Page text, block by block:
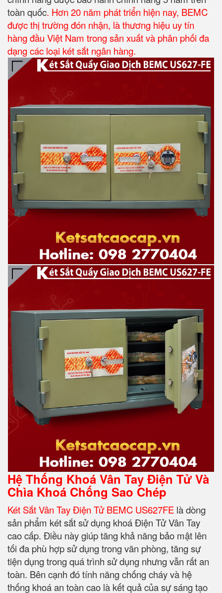
toàn quốc. Hơn 20 năm phát triển hiện nay, BEMC
được thị trường đón nhận, là thương hiệu uy tín
hàng đầu Việt Nam trong sản xuất và phân phối đa
dạng các loại két sắt ngân hàng.
Hệ Thống Khoá Vân Tay Điện Tử Và
Chìa Khoá Chống Sao Chép
Két Sắt Vân Tay Điện Tử BEMC US627FE là dòng
sản phẩm két sắt sử dụng khoá Điện Tử Vân Tay
cao cấp. Điều này giúp tăng khả năng bảo mật lên
tối đa phù hợp sử dụng trong văn phòng, tăng sự
tiện dụng trong quá trình sử dụng nhưng vẫn rất an
toàn. Bên cạnh đó tính năng chống cháy và hệ
thống khoá an toàn cao là kết quả của sự sáng tạo